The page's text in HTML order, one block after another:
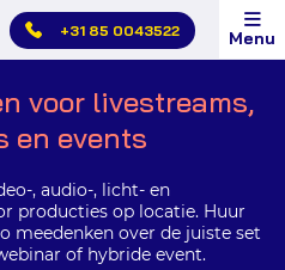
+31 85 0043522 Menu
voor livestreams,
en events
, audio-, licht- en
producties op locatie. Huur
meedenken over de juiste set
of hybride event.